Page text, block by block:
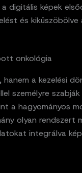
képek
és kiküszöbölve
onkológia
a kezelési
személyre
a hagyományos
olyan rendszert
integrálva